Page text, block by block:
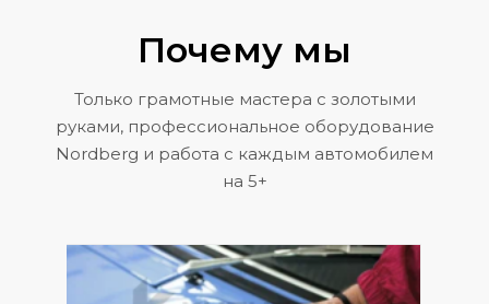
Почему мы
Только грамотные мастера с золотыми
руками, профессиональное оборудование
Nordberg и работа с каждым автомобилем
на 5+